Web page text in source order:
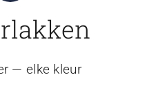
— elke kleur